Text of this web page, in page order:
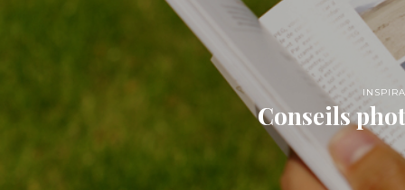
Conseils